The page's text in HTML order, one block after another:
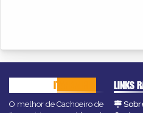
ITAPEMIRIM
O melhor de Cachoeiro de
LINKS